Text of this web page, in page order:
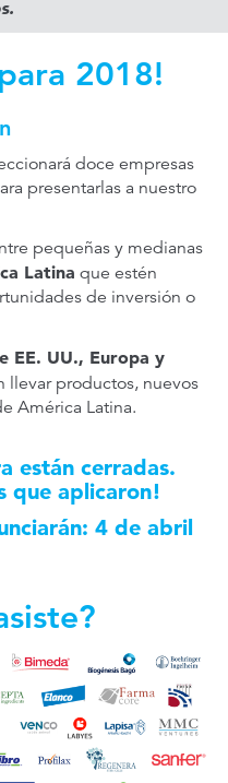
2018!
doce empresas
presentarlas a nuestro
pequeñas y medianas
Latina que estén
de inversión o
EE. UU., Europa y
llevar productos, nuevos
América Latina.
están cerradas.
que aplicaron!
4 de abril